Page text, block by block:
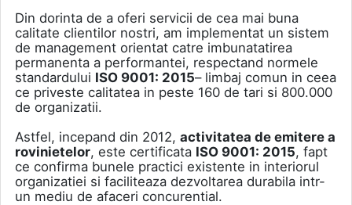
Din dorinta de a oferi servicii de cea mai buna
calitate clientilor nostri, am implementat un sistem
de management orientat catre imbunatatirea
permanenta a performantei, respectand normele
standardului ISO 9001: 2015– limbaj comun in ceea
ce priveste calitatea in peste 160 de tari si 800.000
de organizatii.
Astfel, incepand din 2012, activitatea de emitere a
rovinietelor, este certificata ISO 9001: 2015, fapt
ce confirma bunele practici existente in interiorul
organizatiei si faciliteaza dezvoltarea durabila intr-
un mediu de afaceri concurential.